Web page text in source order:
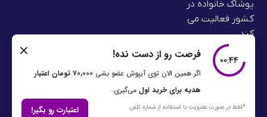
پوشاک خانواده در
کشور فعالیت می
کند.